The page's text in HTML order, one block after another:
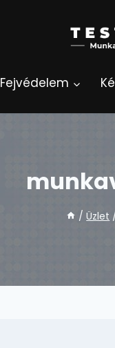
Fejvédelem
/ Üzlet